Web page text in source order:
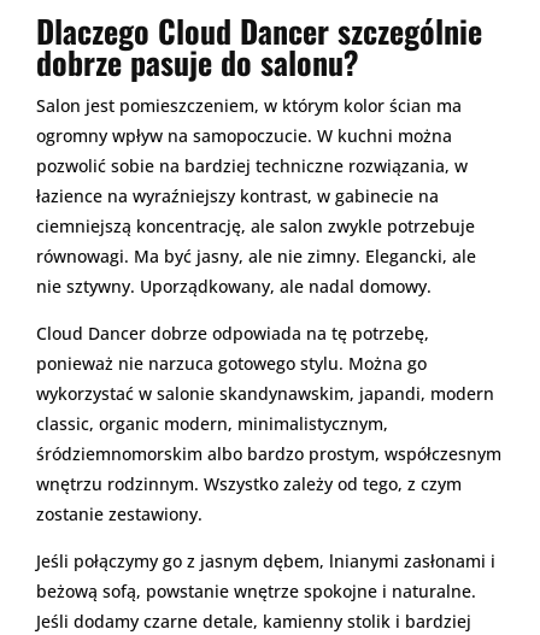
Dlaczego Cloud Dancer szczególnie
dobrze pasuje do salonu?
Salon jest pomieszczeniem, w którym kolor ścian ma
ogromny wpływ na samopoczucie. W kuchni można
pozwolić sobie na bardziej techniczne rozwiązania, w
łazience na wyraźniejszy kontrast, w gabinecie na
ciemniejszą koncentrację, ale salon zwykle potrzebuje
równowagi. Ma być jasny, ale nie zimny. Elegancki, ale
nie sztywny. Uporządkowany, ale nadal domowy.
Cloud Dancer dobrze odpowiada na tę potrzebę,
ponieważ nie narzuca gotowego stylu. Można go
wykorzystać w salonie skandynawskim, japandi, modern
classic, organic modern, minimalistycznym,
śródziemnomorskim albo bardzo prostym, współczesnym
wnętrzu rodzinnym. Wszystko zależy od tego, z czym
zostanie zestawiony.
Jeśli połączymy go z jasnym dębem, lnianymi zasłonami i
beżową sofą, powstanie wnętrze spokojne i naturalne.
Jeśli dodamy czarne detale, kamienny stolik i bardziej